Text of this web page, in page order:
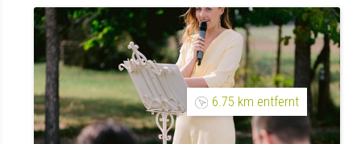
6.75 km entfernt